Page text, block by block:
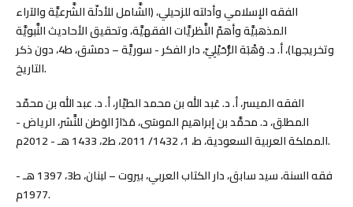
الفقه الإسلامي وأدلته للزحيلي، (الشَّامل للأدلّة الشَّرعيَّة والآراء
المذهبيَّة وأهمّ النَّظريَّات الفقهيَّة، وتحقيق الأحاديث النَّبويَّة
وتخريجها)، أ. د. وَهْبَة الزُّحَيْلِيّ، دار الفكر - سوريَّة – دمشق، ط4، دون ذكر
التاريخ.
الفقه الميسر، أ. د. عَبد الله بن محمد الطيّار، أ. د. عبد الله بن محمّد
المطلق، د. محمَّد بن إبراهيم الموسَى، مَدَارُ الوَطن للنَّشر، الرياض -
المملكة العربية السعودية، ط، 1، 1432/ 2011، ط2، 1433 هـ - 2012م.
فقه السنة، سيد سابق، دار الكتاب العربي، بيروت – لبنان، ط3، 1397 هـ -
1977م.